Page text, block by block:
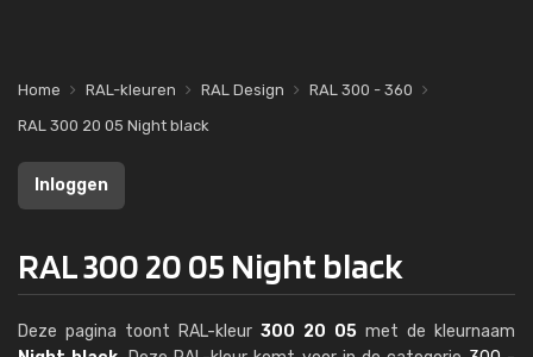
Home RAL-kleuren RAL Design
RAL 300 - 360
RAL 300 20 05 Night black
Inloggen
RAL 300 20 05 Night black
Deze pagina toont RAL-kleur 300 20 05 met de kleurnaam